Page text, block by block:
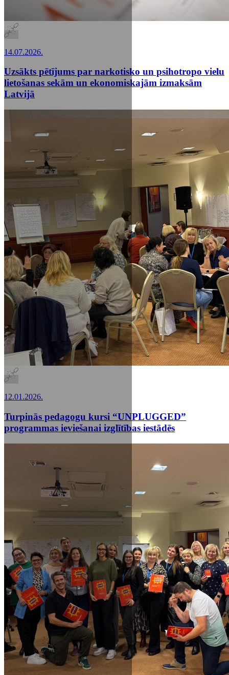
14.07.2026.
Uzsākts pētījums par narkotisko un psihotropo vielu
lietošanas sekām un ekonomiskajām izmaksām
Latvijā
12.01.2026.
Turpinās pedagogu kursi “UNPLUGGED”
programmas ieviešanai izglītības iestādēs